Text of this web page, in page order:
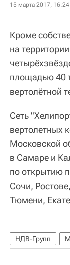
15 марта 2017, 16:24
Кроме
на
площадью 40
вертолётной
Сеть
вертолетных
Московской
в Самаре и
по открытию
Сочи,
Тюмени,
НДВ-Групп